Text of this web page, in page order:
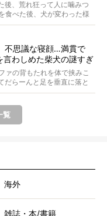
後、荒れ狂って人に噛みつ
食べた後、犬が変わった様
不思議な寝顔…満貫で
わしめた柴犬の謎すぎ
ァの背もたれを体で挟みこ
だらーんと足を垂直に落と
覧
海外
雑誌・本/書籍